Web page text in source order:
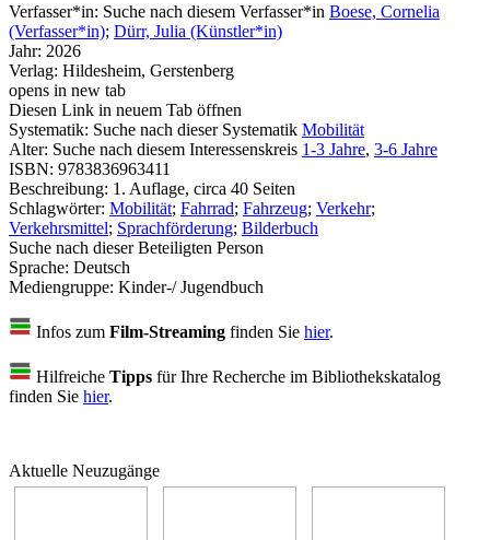
Verfasser*in: Suche nach diesem Verfasser*in Boese, Cornelia
(Verfasser*in); Dürr, Julia (Künstler*in)
Jahr: 2026
Verlag: Hildesheim, Gerstenberg
opens in new tab
Diesen Link in neuem Tab öffnen
Systematik: Suche nach dieser Systematik Mobilität
Alter: Suche nach diesem Interessenskreis 1-3 Jahre, 3-6 Jahre
ISBN: 9783836963411
Beschreibung: 1. Auflage, circa 40 Seiten
Schlagwörter: Mobilität; Fahrrad; Fahrzeug; Verkehr;
Verkehrsmittel; Sprachförderung; Bilderbuch
Suche nach dieser Beteiligten Person
Sprache: Deutsch
Mediengruppe: Kinder-/ Jugendbuch
Infos zum Film-Streaming finden Sie hier.
Hilfreiche Tipps für Ihre Recherche im Bibliothekskatalog
finden Sie hier.
Aktuelle Neuzugänge